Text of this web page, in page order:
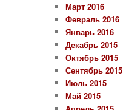
Март 2016
Февраль 2016
Январь 2016
Декабрь 2015
Октябрь 2015
Сентябрь 2015
Июль 2015
Май 2015